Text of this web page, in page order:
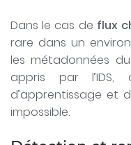
Dans le cas de flux
rare dans un
les métadonnées
appris par
d’apprentissage et
impossible.